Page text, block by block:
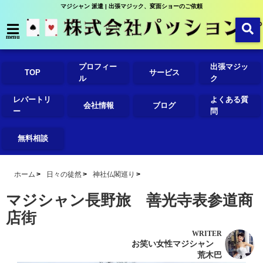
マジシャン 派遣 | 出張マジック、変面ショーのご依頼
menu
TOP
プロフィー
ル
サービス
出張マジッ
ク
レパートリ
ー
会社情報 ブログ
よくある質
問
無料相談
ホーム 日々の徒然 神社仏閣巡り
マジシャン長野旅 善光寺表参道商
店街
WRITER
お笑い女性マジシャン
荒木巴